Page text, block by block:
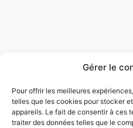
Gérer le
Pour offrir les meilleures
telles que les cookies pour stocker
appareils. Le fait de consentir à ces
traiter des données telles que le